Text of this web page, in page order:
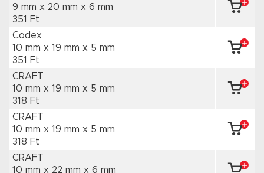
9 mm x 20 mm x 6 mm
351 Ft
Codex
10 mm x 19 mm x 5 mm
351 Ft
CRAFT
10 mm x 19 mm x 5 mm
318 Ft
CRAFT
10 mm x 19 mm x 5 mm
318 Ft
CRAFT
10 mm x 22 mm x 6 mm